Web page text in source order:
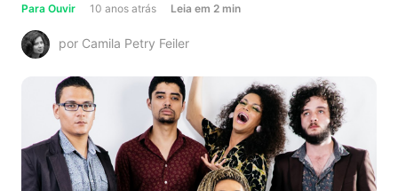
Para Ouvir 10 anos atrás Leia about
com
As
Bahias
e
em 2 min
por Camila Petry Feiler